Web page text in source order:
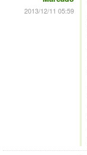
2013/12/11 05:59